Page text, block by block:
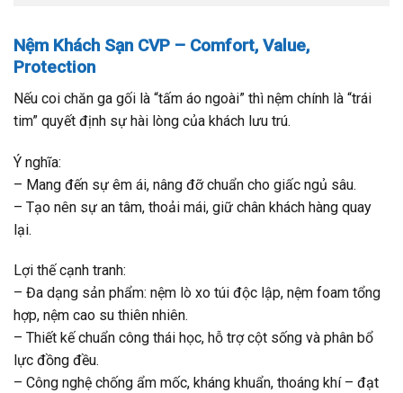
Nệm Khách Sạn CVP – Comfort, Value,
Protection
Nếu coi chăn ga gối là “tấm áo ngoài” thì nệm chính là “trái
tim” quyết định sự hài lòng của khách lưu trú.
Ý nghĩa:
– Mang đến sự êm ái, nâng đỡ chuẩn cho giấc ngủ sâu.
– Tạo nên sự an tâm, thoải mái, giữ chân khách hàng quay
lại.
Lợi thế cạnh tranh:
– Đa dạng sản phẩm: nệm lò xo túi độc lập, nệm foam tổng
hợp, nệm cao su thiên nhiên.
– Thiết kế chuẩn công thái học, hỗ trợ cột sống và phân bổ
lực đồng đều.
– Công nghệ chống ẩm mốc, kháng khuẩn, thoáng khí – đạt